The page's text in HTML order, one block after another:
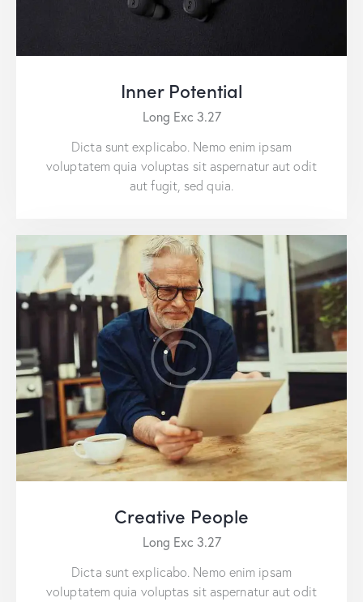
Inner Potential
Long Exc 3.27
Dicta sunt explicabo. Nemo enim ipsam
voluptatem quia voluptas sit aspernatur aut odit
aut fugit, sed quia.
Creative People
Long Exc 3.27
Dicta sunt explicabo. Nemo enim ipsam
voluptatem quia voluptas sit aspernatur aut odit